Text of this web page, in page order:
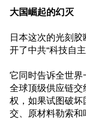
大国崛起的幻灭
日本这次的光刻
开了中共“科技自主
它同时告诉全世
全球顶级供应链
权，如果试图破
交、原材料勒索和